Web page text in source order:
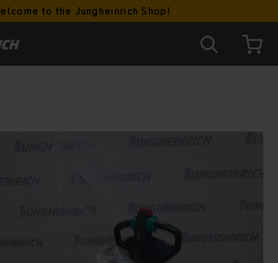
to the Jungheinrich Shop!